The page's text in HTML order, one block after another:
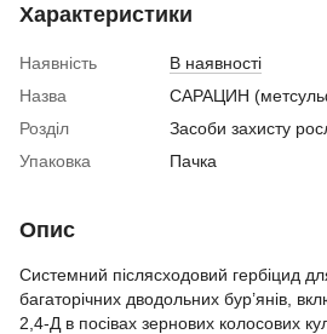
Характеристики
Наявність
В наявності
Назва
САРАЦИН
Розділ
Засоби захисту
Упаковка
Пачка
Опис
Системний післясходовий гербіцид
багаторічних дводольних бур’янів,
2,4-Д в посівах зернових колосових